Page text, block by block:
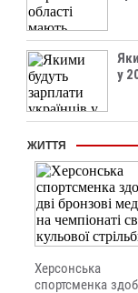
у
ЖИТТЯ
Херсонська
спортсменка